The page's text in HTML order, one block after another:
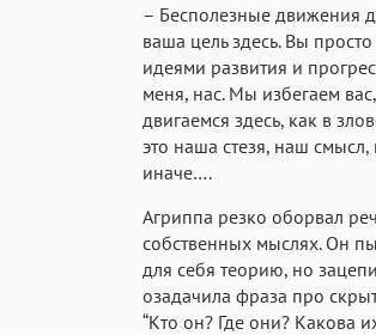
– Бесполезные движения
ваша цель здесь. Вы
идеями развития и
меня, нас. Мы избегаем
двигаемся здесь, как в
это наша стезя, наш
иначе….
Агриппа резко оборвал
собственных мыслях. Он
для себя теорию, но
озадачила фраза про
“Кто он? Где они? Какова